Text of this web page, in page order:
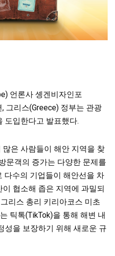
언론사 솅겐비자인포
그리스(Greece) 정부는 관광
도입한다고 발표했다.
은 사람들이 해안 지역을 찾
문객의 증가는 다양한 문제를
다수의 기업들이 해안선을 차
협소해 좁은 지역에 과밀되
리스 총리 키리아코스 미초
틱톡(TikTok)을 통해 해변 내
성을 보장하기 위해 새로운 규